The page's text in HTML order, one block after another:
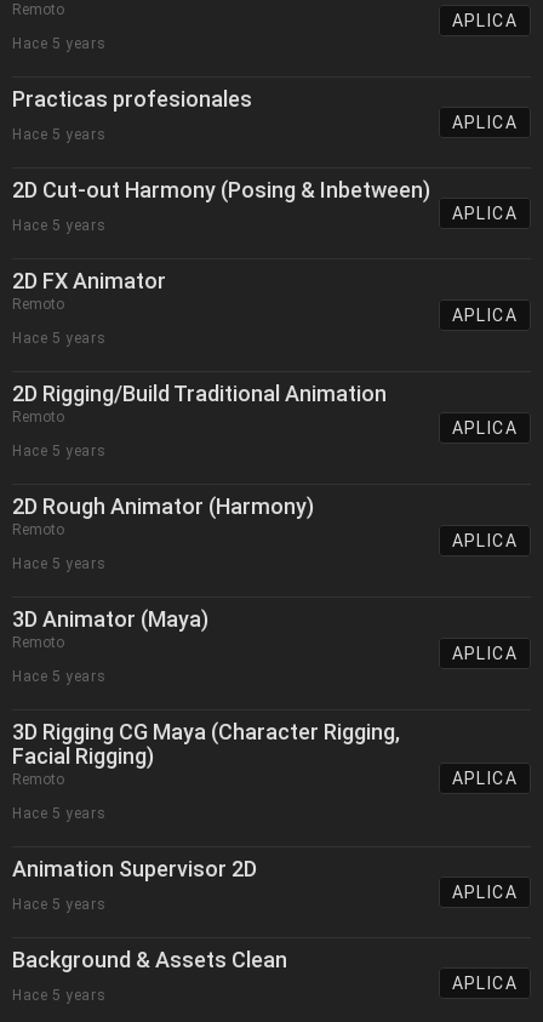
Remoto
Hace 5 years
APLICA
Practicas profesionales
Hace 5 years
APLICA
2D Cut-out Harmony (Posing & Inbetween)
Hace 5 years
APLICA
2D FX Animator
Remoto
Hace 5 years
APLICA
2D Rigging/Build Traditional Animation
Remoto
Hace 5 years
APLICA
2D Rough Animator (Harmony)
Remoto
Hace 5 years
APLICA
3D Animator (Maya)
Remoto
Hace 5 years
APLICA
3D Rigging CG Maya (Character Rigging,
Facial Rigging)
Remoto
Hace 5 years
APLICA
Animation Supervisor 2D
Hace 5 years
APLICA
Background & Assets Clean
Hace 5 years
APLICA